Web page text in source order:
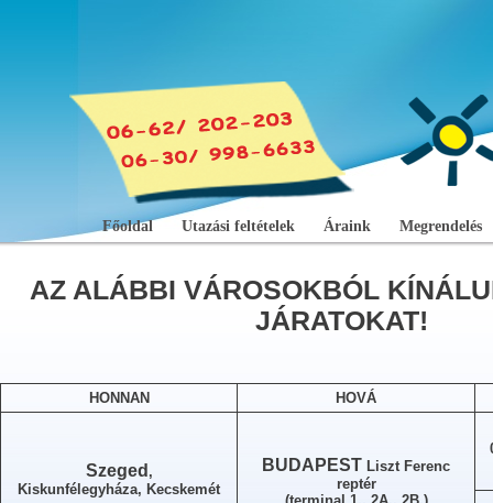
Főoldal Utazási feltételek Áraink Megrendelés
AZ ALÁBBI VÁROSOKBÓL
JÁRATOKAT!
HONNAN HOVÁ
Szeged ,
Kiskunfélegyháza, Kecskemét
BUDAPEST Liszt Ferenc
reptér